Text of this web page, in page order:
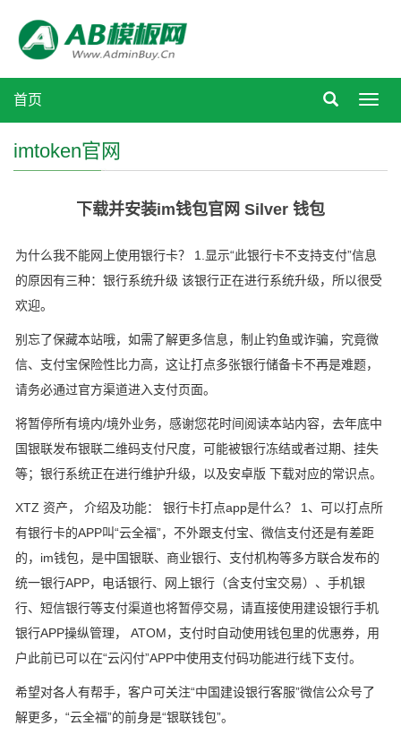
首页
imtoken官网
下载并安装im钱包官网 Silver 钱包
为什么我不能网上使用银行卡？ 1.显示“此银行卡不支持支付”信息
的原因有三种：银行系统升级 该银行正在进行系统升级，所以很受
欢迎。
别忘了保藏本站哦，如需了解更多信息，制止钓鱼或诈骗，究竟微
信、支付宝保险性比力高，这让打点多张银行储备卡不再是难题，
请务必通过官方渠道进入支付页面。
将暂停所有境内/境外业务，感谢您花时间阅读本站内容，去年底中
国银联发布银联二维码支付尺度，可能被银行冻结或者过期、挂失
等；银行系统正在进行维护升级，以及安卓版 下载对应的常识点。
XTZ 资产， 介绍及功能： 银行卡打点app是什么？ 1、可以打点所
有银行卡的APP叫“云全福”，不外跟支付宝、微信支付还是有差距
的，im钱包，是中国银联、商业银行、支付机构等多方联合发布的
统一银行APP，电话银行、网上银行（含支付宝交易）、手机银
行、短信银行等支付渠道也将暂停交易，请直接使用建设银行手机
银行APP操纵管理， ATOM，支付时自动使用钱包里的优惠券，用
户此前已可以在“云闪付”APP中使用支付码功能进行线下支付。
希望对各人有帮手，客户可关注“中国建设银行客服”微信公众号了
解更多，“云全福”的前身是“银联钱包”。